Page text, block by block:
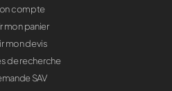
compte
mon panier
mon devis
de recherche
SAV